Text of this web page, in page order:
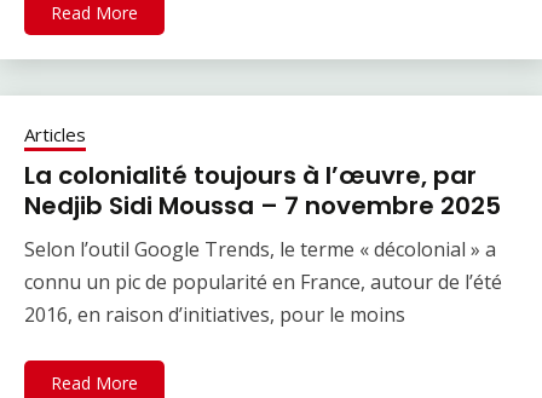
Read More
Articles
La colonialité toujours à l’œuvre, par
Nedjib Sidi Moussa – 7 novembre 2025
Selon l’outil Google Trends, le terme « décolonial » a
connu un pic de popularité en France, autour de l’été
2016, en raison d’initiatives, pour le moins
Read More